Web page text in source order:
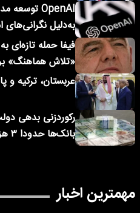
به‌دلیل نگرانی‌های
فیفا حمله تازه‌ای
«تلاش هماهنگ»
عربستان، ترکیه و
بانک‌ها حدودا ۳ هزار همت
مهمترین اخبار